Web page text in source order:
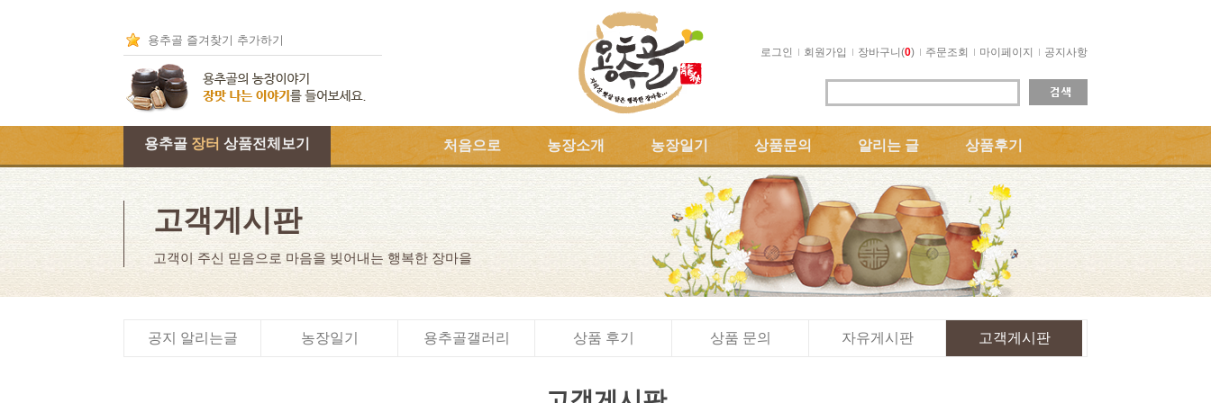
용추골 즐겨찾기 추가하기
로그인 회원가입 장바구니(0) 주문조회 마이페이지 공지사항
용추골 장터 상품전체보기 처음으로 농장소개 농장일기 상품문의 알리는 글 상품후기
고객게시판
고객이 주신 믿음으로 마음을 빚어내는 행복한 장마을
공지 알리는글 농장일기 용추골갤러리 상품 후기 상품 문의 자유게시판 고객게시판